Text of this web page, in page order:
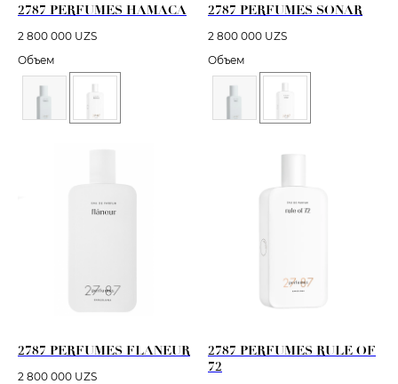
2787 PERFUMES HAMACA
2 800 000 UZS
Объем
2787 PERFUMES SONAR
2 800 000 UZS
Объем
2787 PERFUMES FLANEUR
2 800 000 UZS
2787 PERFUMES RULE OF
72